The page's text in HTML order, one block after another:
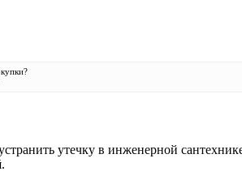
утечку в инженерной
.